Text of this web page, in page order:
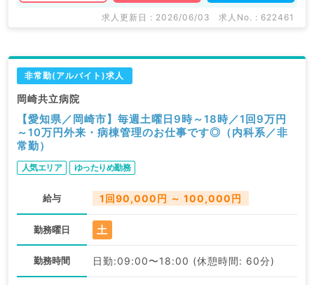
求人更新日 : 2026/06/03 求人No. : 622461
非常勤(アルバイト)求人
岡崎共立病院
【愛知県／岡崎市】毎週土曜日9時～18時／1回9万円
～10万円外来・病棟管理のお仕事です◎（内科系／非
常勤）
人気エリア ゆったりめ勤務
給与 1回90,000円 ～ 100,000円
勤務曜日 土
勤務時間 日勤:09:00〜18:00 (休憩時間: 60分)